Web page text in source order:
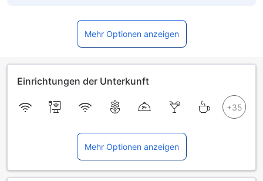
Mehr Optionen anzeigen
Einrichtungen der Unterkunft
Mehr Optionen anzeigen